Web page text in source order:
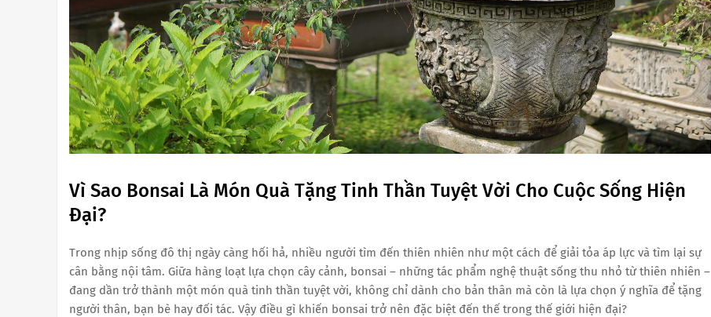
Vì Sao Bonsai Là Món Quà Tặng Tinh Thần Tuyệt Vời Cho Cuộc Sống Hiện
Đại?
Trong nhịp sống đô thị ngày càng hối hả, nhiều người tìm đến thiên nhiên như một cách để giải tỏa áp lực và tìm lại sự
cân bằng nội tâm. Giữa hàng loạt lựa chọn cây cảnh, bonsai – những tác phẩm nghệ thuật sống thu nhỏ từ thiên nhiên –
đang dần trở thành một món quà tinh thần tuyệt vời, không chỉ dành cho bản thân mà còn là lựa chọn ý nghĩa để tặng
người thân, bạn bè hay đối tác. Vậy điều gì khiến bonsai trở nên đặc biệt đến thế trong thế giới hiện đại?